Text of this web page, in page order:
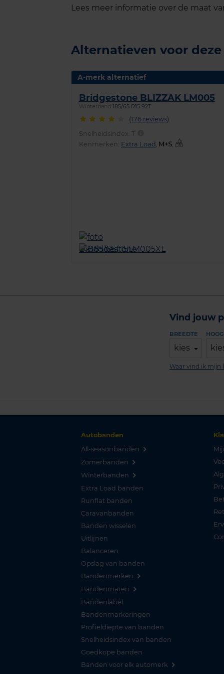
Lees meer informatie over de maat
Alternatieven voor
A-merk alternatief
Bridgestone BLIZZAK LM005
Winterband 185/65 R15 92T
(176 reviews)
Snelheidsindex: T
Kenmerken: Extra Load ,
Vind jouw
BREEDTE
kies
Waar vind ik mijn
Autobanden
All-seasonbanden
Zomerbanden
Winterbanden
Extra Load banden
Runflat banden
Caravanbanden
Banden wisselen
Uitlijnen
Balanceren
Opslag van banden
Bandenmerken
Bandenmaten
Bandenlabel
Bandenmarkeringen
Profieldiepte van banden
Snelheidsindex van banden
Goedkope banden
Banden voor elk automerk